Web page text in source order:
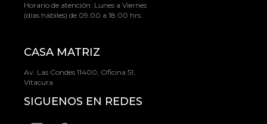
Horario de atención: Lunes a Viernes
(días hábiles) de 09:00 a 18:00 hrs.
CASA MATRIZ
Av. Las Condes 11400, Oficina 51,
Vitacura
SIGUENOS EN REDES